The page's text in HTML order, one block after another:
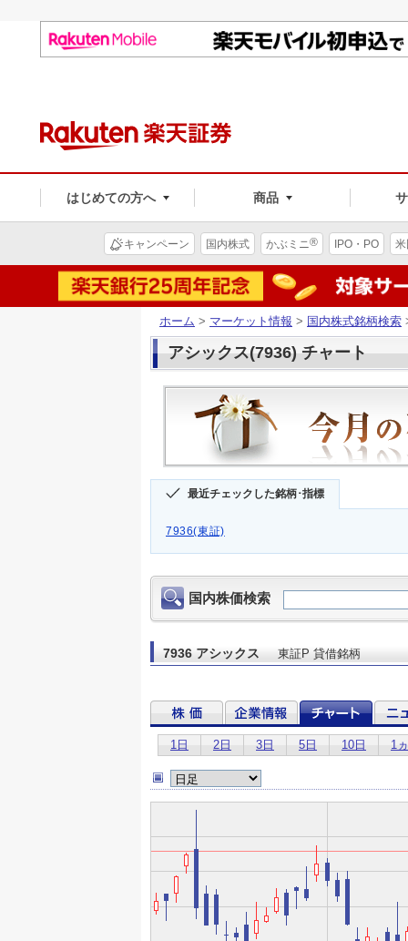
はじめての方へ 商品
キャンペーン 国内株式 かぶミニ® IPO・PO
ホーム > マーケット情報 > 国内株式銘柄検索
アシックス(7936) チャート
最近チェックした銘柄･指標
7936(東証)